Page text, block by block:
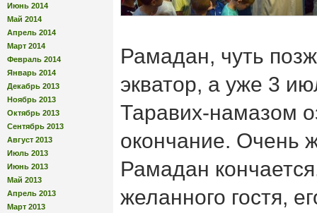
Июнь 2014
Май 2014
Апрель 2014
Март 2014
Февраль 2014
Январь 2014
Декабрь 2013
Ноябрь 2013
Октябрь 2013
Сентябрь 2013
Август 2013
Июль 2013
Июнь 2013
Май 2013
Апрель 2013
Март 2013
Рамадан, чуть
экватор, а уже 3
Таравих-намазом
окончание. Очень
Рамадан
желанного гостя,